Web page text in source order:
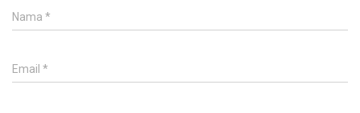
Nama *
Email *